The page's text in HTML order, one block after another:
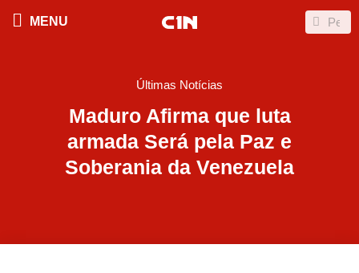
para
MENU Search
Search
Últimas Notícias
Maduro Afirma que luta
armada Será pela Paz e
Soberania da Venezuela